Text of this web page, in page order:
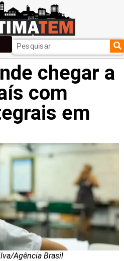
chegar a
com
em
Agência Brasil